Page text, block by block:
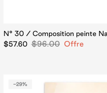
N° 30 / Composition peinte
$57.60 $96.00 Offre
-29%